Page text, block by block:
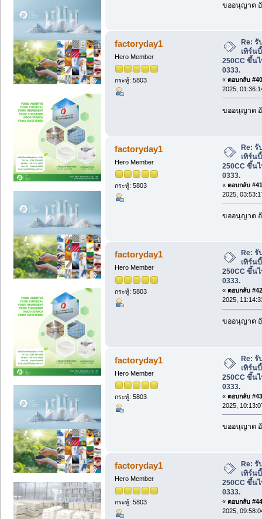
ขออนุญาต
factoryday1
Hero Member
กระทู้: 5803
Re: รั
เทิร์น
250CC ขึ้น
0333.
« ตอบกลับ
2025,
ขออนุญาต
factoryday1
Hero Member
กระทู้: 5803
Re: รั
เทิร์น
250CC ขึ้น
0333.
« ตอบกลับ
2025,
ขออนุญาต
factoryday1
Hero Member
กระทู้: 5803
Re: รั
เทิร์น
250CC ขึ้น
0333.
« ตอบกลับ
2025,
ขออนุญาต
factoryday1
Hero Member
กระทู้: 5803
Re: รั
เทิร์น
250CC ขึ้น
0333.
« ตอบกลับ
2025,
ขออนุญาต
factoryday1
Hero Member
กระทู้: 5803
Re: รั
เทิร์น
250CC ขึ้น
0333.
« ตอบกลับ
2025,